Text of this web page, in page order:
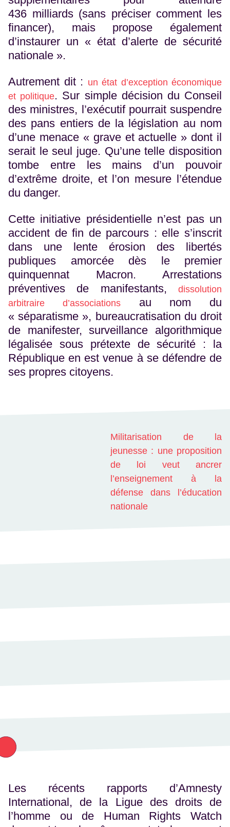
436 milliards (sans préciser comment les
financer), mais propose également
d’instaurer un « état d’alerte de sécurité
nationale ».
Autrement dit : un état d’exception économique
et politique. Sur simple décision du Conseil
des ministres, l’exécutif pourrait suspendre
des pans entiers de la législation au nom
d’une menace « grave et actuelle » dont il
serait le seul juge. Qu’une telle disposition
tombe entre les mains d’un pouvoir
d’extrême droite, et l’on mesure l’étendue
du danger.
Cette initiative présidentielle n’est pas un
accident de fin de parcours : elle s’inscrit
dans une lente érosion des libertés
publiques amorcée dès le premier
quinquennat Macron. Arrestations
préventives de manifestants,
dissolution
arbitraire d’associationsau nom du
« séparatisme », bureaucratisation du droit
de manifester, surveillance algorithmique
légalisée sous prétexte de sécurité : la
République en est venue à se défendre de
ses propres citoyens.
Militarisation de la
jeunesse : une proposition
de loi veut ancrer
l’enseignement à la
défense dans l’éducation
nationale
Les récents rapports d’Amnesty
International, de la Ligue des droits de
l’homme ou de Human Rights Watch